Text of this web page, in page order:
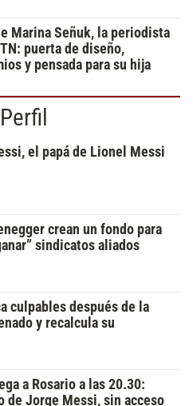
Marina Señuk, la periodista
puerta de diseño,
y pensada para su hija
el papá de Lionel Messi
crean un fondo para
sindicatos aliados
culpables después de la
y recalcula su
a Rosario a las 20.30:
de Jorge Messi, sin acceso